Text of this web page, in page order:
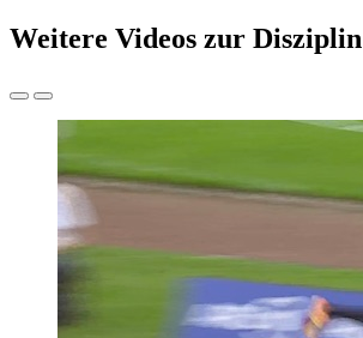
Weitere Videos zur Disziplin